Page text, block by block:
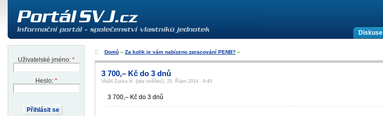
Diskuse
Uživatelské jméno: *
Heslo: *
Domů » Za kolik je vám nabízeno zpracování PENB? »
3 700,– Kč do 3 dnů
Vložil Zuzka H. (bez ověření), 23. Říjen 2014 - 9:45
3 700,– Kč do 3 dnů